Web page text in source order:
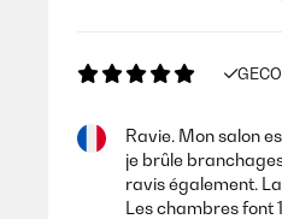
Ravie. Mon salon
je brûle
ravis également.
Les chambres font